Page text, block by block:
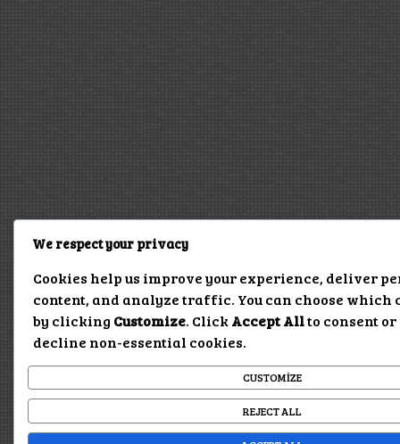
We respect your privacy
Cookies help us improve your experience, deliver
content, and analyze traffic. You can choose which
by clicking Customize. ClickAccept Allto consent or
decline non-essential cookies.
CUSTOMIZE
REJECT ALL